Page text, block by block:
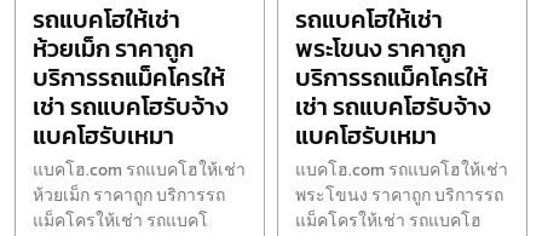
รถแบคโฮให้เช่า
ห้วยเม็ก ราคาถูก
บริการรถแม็คโครให้
เช่า รถแบคโฮรับจ้าง
แบคโฮรับเหมา
แบคโฮ.com รถแบคโฮให้เช่า
ห้วยเม็ก ราคาถูก บริการรถ
แม็คโครให้เช่า รถแบคโ
รถแบคโฮให้เช่า
พระโขนง ราคาถูก
บริการรถแม็คโครให้
เช่า รถแบคโฮรับจ้าง
แบคโฮรับเหมา
แบคโฮ.com รถแบคโฮให้เช่า
พระโขนง ราคาถูก บริการรถ
แม็คโครให้เช่า รถแบคโฮ